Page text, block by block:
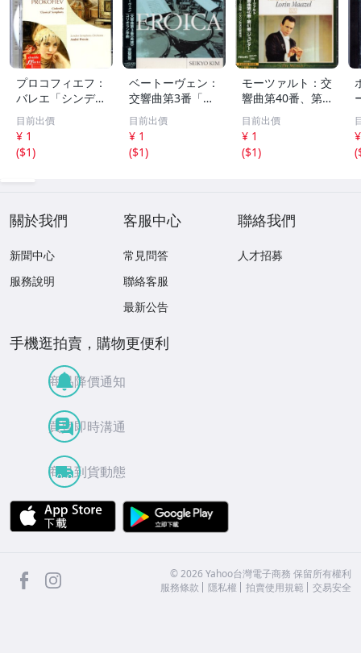
プロコフィエフ：
バレエ「シンデレ
ラ」、交響曲第1
番「古典」 アン
ドレ・プレヴィン
EMI 70
目前出價
¥ 1
($1)
ベートーヴェン：
交響曲第3番「英
雄」、コリオラン
序曲 金聖響 WA
RNER CLASSICS
224
目前出價
¥ 1
($1)
モーツァルト：交
響曲第40番、第4
1番「ジュピタ
ー」 ロリン・マ
ゼール PHILIPS 2
21
目前出價
¥ 1
($1)
(
關於我們
新聞中心
服務說明
客服中心
常見問答
聯絡客服
最新公告
聯絡我們
人才招募
手機逛拍賣，購物更便利
商品降價通知
買賣即時溝通
商品到貨動態
APP Store
facebook ©2026 Yahoo台灣電子商務 保留所有權利
服務條款
隱私權 拍賣使用規範 交易安全